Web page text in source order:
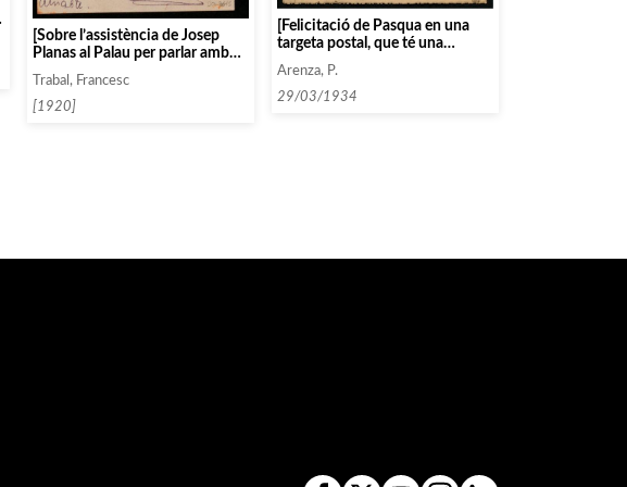
[Sobre l’assistència de Josep
Planas al Palau per parlar amb
Clausells]
Trabal, Francesc
[1920]
[Felicitació de Pasqua en una
targeta postal, que té una
Joan Evangelista de E. Roberti]
Arenza, P.
29/03/1934